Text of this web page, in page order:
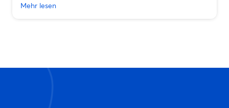
Mehr lesen